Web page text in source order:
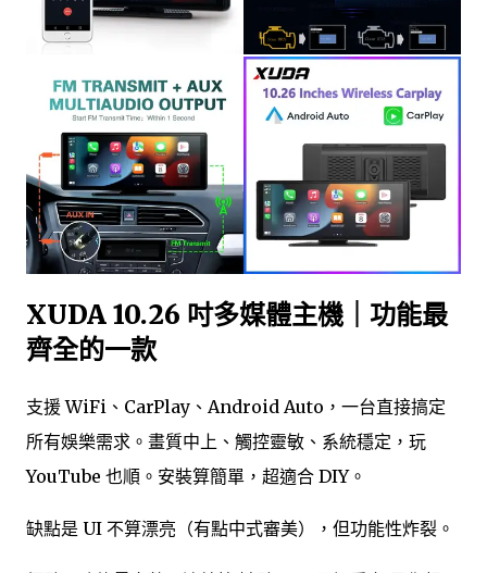
XUDA 10.26 吋多媒體主機｜功能最
齊全的一款
支援 WiFi、CarPlay、Android Auto，一台直接搞定
所有娛樂需求。畫質中上、觸控靈敏、系統穩定，玩
YouTube 也順。安裝算簡單，超適合 DIY。
缺點是 UI 不算漂亮（有點中式審美），但功能性炸裂。